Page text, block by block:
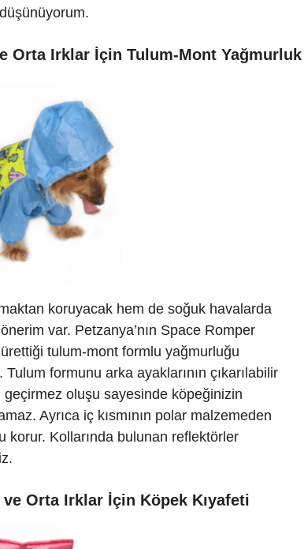
Orta Irklar İçin Tulum-Mont Yağmurluk
koruyacak hem de soğuk havalarda
var. Petzanya’nın Space Romper
tulum-mont formlu yağmurluğu
formunu arka ayaklarının çıkarılabilir
oluşu sayesinde köpeğinizin
Ayrıca iç kısmının polar malzemeden
Kollarında bulunan reflektörler
Orta Irklar İçin Köpek Kıyafeti